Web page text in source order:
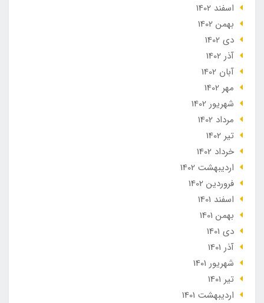
اسفند 1402
بهمن 1402
دی 1402
آذر 1402
آبان 1402
مهر 1402
شهریور 1402
مرداد 1402
تير 1402
خرداد 1402
ارديبهشت 1402
فروردین 1402
اسفند 1401
بهمن 1401
دی 1401
آذر 1401
شهریور 1401
تير 1401
ارديبهشت 1401